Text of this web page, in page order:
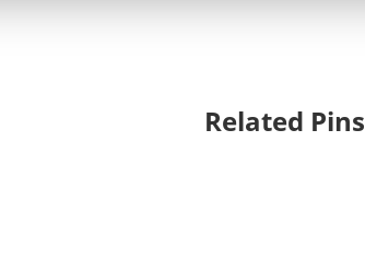
Related Pins